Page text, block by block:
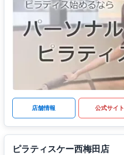
店舗情報 公式サイト
ピラティスケー西梅田店